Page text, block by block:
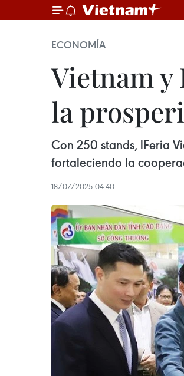
ECONOMÍA
Vietnam y
la
Con 250 stands, lFeria
fortaleciendo la
18/07/2025 04:40